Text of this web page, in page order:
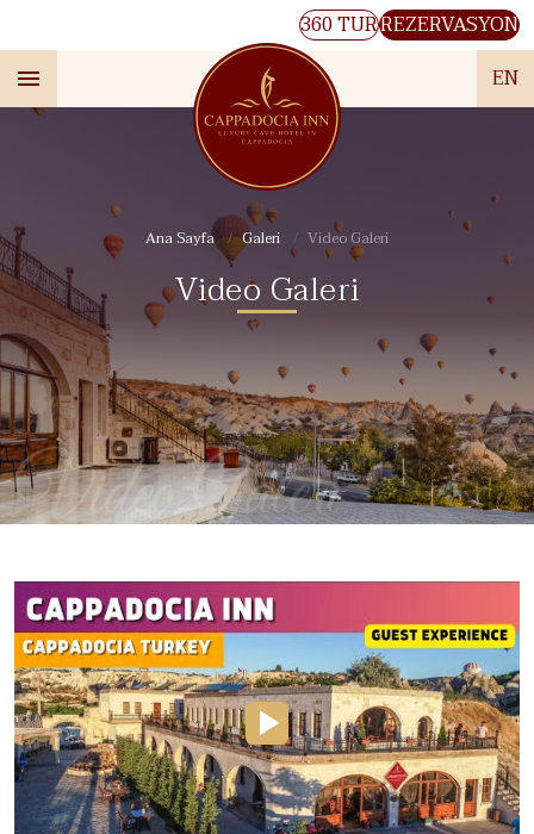
360 TURREZERVASYON
EN
Video Galeri
Ana Sayfa Galeri Video Galeri
Video Galeri